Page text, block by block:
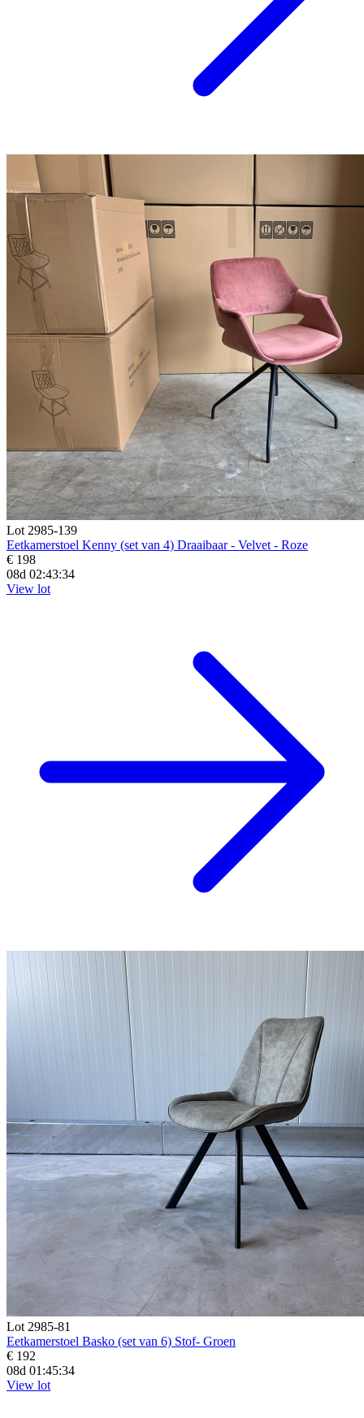
Lot 2985-139
Eetkamerstoel Kenny (set van 4) Draaibaar - Velvet - Roze
€ 198
08d 02:43:33
View lot
Lot 2985-81
Eetkamerstoel Basko (set van 6) Stof- Groen
€ 192
08d 01:45:33
View lot